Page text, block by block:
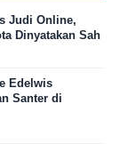
Judi Online,
Dinyatakan Sah
Edelwis
Santer di